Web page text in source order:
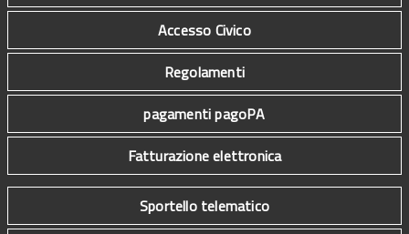
Accesso Civico
Regolamenti
pagamenti pagoPA
Fatturazione elettronica
Sportello telematico